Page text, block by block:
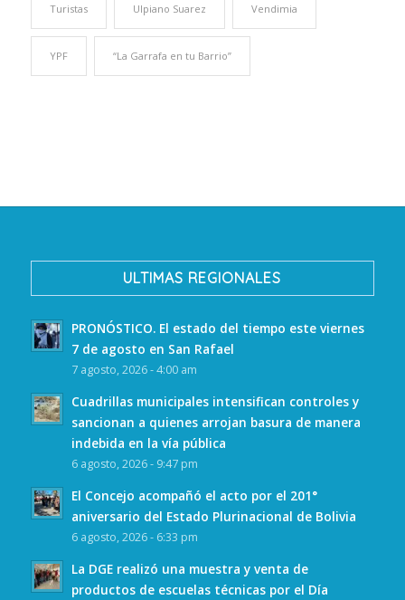
Turistas Ulpiano Suarez Vendimia
YPF “La Garrafa en tu Barrio”
ULTIMAS REGIONALES
PRONÓSTICO. El estado del tiempo este viernes
7 de agosto en San Rafael
7 agosto, 2026 - 4:00 am
Cuadrillas municipales intensifican controles y
sancionan a quienes arrojan basura de manera
indebida en la vía pública
6 agosto, 2026 - 9:47 pm
El Concejo acompañó el acto por el 201°
aniversario del Estado Plurinacional de Bolivia
6 agosto, 2026 - 6:33 pm
La DGE realizó una muestra y venta de
productos de escuelas técnicas por el Día